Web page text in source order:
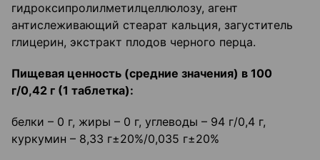
гидроксипролилметилцеллюлозу, агент
антислеживающий стеарат кальция, загуститель
глицерин, экстракт плодов черного перца.
Пищевая ценность (средние значения) в 100
г/0,42 г (1 таблетка):
белки – 0 г, жиры – 0 г, углеводы – 94 г/0,4 г,
куркумин – 8,33 г±20%/0,035 г±20%